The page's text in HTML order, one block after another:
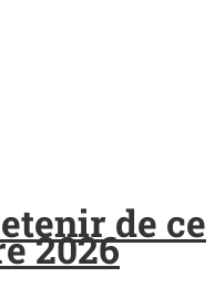
de ce
2026